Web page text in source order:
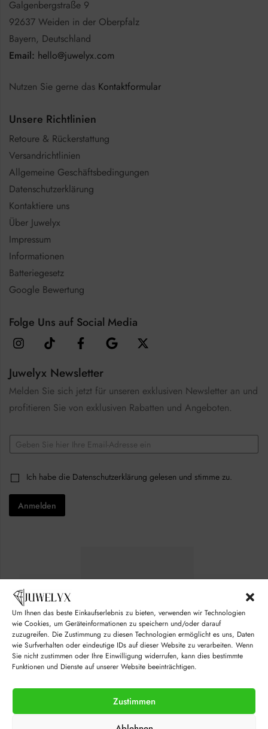
Um Ihnen das beste Einkaufserlebnis zu bieten, verwenden wir Technologien
wie Cookies, um Geräteinformationen zu speichern und/oder darauf
zuzugreifen. Die Zustimmung zu diesen Technologien ermöglicht es uns, Daten
wie Surfverhalten oder eindeutige IDs auf dieser Website zu verarbeiten. Wenn
Sie nicht zustimmen oder Ihre Einwilligung widerrufen, kann dies bestimmte
Funktionen und Dienste auf unserer Website beeinträchtigen.
Zustimmen
Galgenbergstraße 9
92637 Weiden in der Oberpfalz
Bayern, Deutschland
Email: hello@juwelyx.com
Nutzen Sie gerne das Kontaktformular
Unsere Richtlinien
Retoure & Rückerstattung
Versandrichtlinien
Allgemeine Geschäftsbedingungen
Datenschutzerklärung
Kontaktiere uns
Über Juwelyx
Impressum
Informationen
Batteriegesetz
Google Bewertung
Folge Uns auf Social Media
Juwelyx Newsletter
Melden Sie sich jetzt für unseren exklusiven Newsletter an und
profitieren Sie von exklusiven Rabatten und Angeboten.
E
m
l*
C
h
e
k
*
Ich habe die Datenschutzerklärung gelesen und stimme zu.
Anmelden